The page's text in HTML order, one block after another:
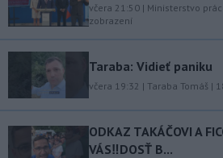
včera 21:50 | Ministerstvo
zobrazení
Taraba: Vidieť paniku
včera 19:32 | Taraba Tomáš |
ODKAZ TAKÁČOVI A
VÁS‼️DOSŤ B...